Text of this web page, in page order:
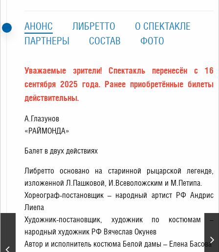
Концерт
Государственного
академического
АНОНС ЛИБРЕТТО
О СПЕКТАКЛЕ
ПАРТНЕРЫ
СОСТАВ ФОТО
Уважаемые зрители! Спектакль перенесён с 16
сентября 2025 года. Ранее приобретённые билеты
действительны.
А.Глазунов
«РАЙМОНДА»
Балет в двух действиях
Либретто основано на старинной рыцарской легенде,
изложенной Л.Пашковой, И.Всеволожским и М.Петипа.
Хореограф-постановщик – народный артист РФ Андрис
Лиепа
Художник-постановщик, художник по костюмам –
народный художник РФ Вячеслав Окунев
Автор и исполнитель костюма Белой дамы – Елена Басова